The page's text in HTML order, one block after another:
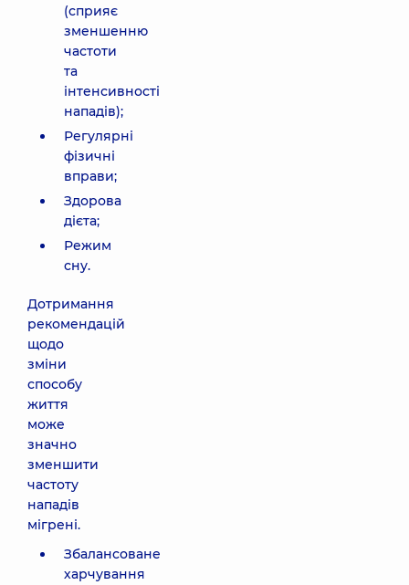
(сприяє
зменшенню
частоти
та
інтенсивності
нападів);
Регулярні
фізичні
вправи;
Здорова
дієта;
Режим
сну.
Дотримання
рекомендацій
щодо
зміни
способу
життя
може
значно
зменшити
частоту
нападів
мігрені.
Збалансоване
харчування